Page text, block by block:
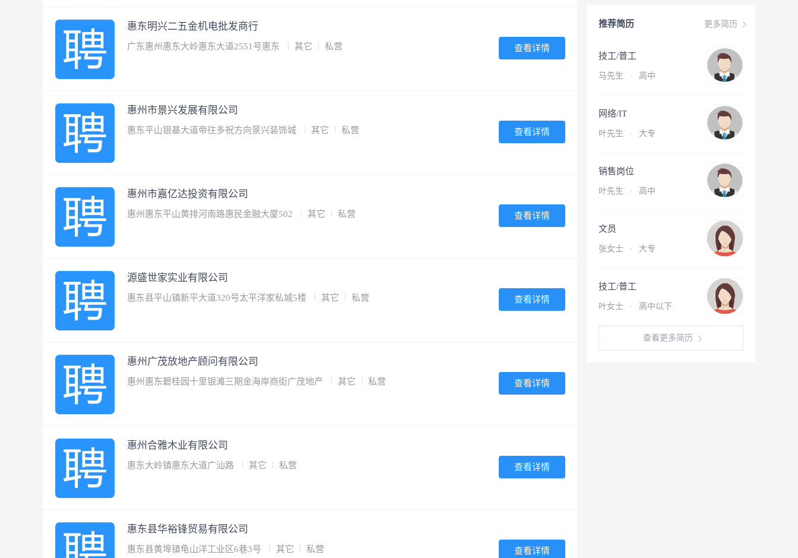
更多简历
推荐简历
技工/普工
马先生 · 高中
网络/IT
叶先生 · 大专
销售岗位
叶先生 · 高中
文员
张女士 · 大专
技工/普工
叶女士 · 高中以下
查看更多简历
惠东明兴二五金机电批发商行
广东惠州惠东大岭惠东大道2551号惠东 其它 私营 查看详情
惠州市景兴发展有限公司
惠东平山银基大道帝往多祝方向景兴装饰城 其它 私营 查看详情
惠州市嘉亿达投资有限公司
惠州惠东平山黄排河南路惠民金融大厦502 其它 私营 查看详情
源盛世家实业有限公司
惠东县平山镇新平大道320号太平洋家私城5楼 其它 私营 查看详情
惠州广茂放地产顾问有限公司
惠州惠东碧桂园十里银滩三期金海岸商街广茂地产 其它 私营 查看详情
惠州合雅木业有限公司
惠东大岭镇惠东大道广汕路 其它 私营 查看详情
惠东县华裕锋贸易有限公司
惠东县黄埠镇龟山洋工业区6巷3号 其它 私营 查看详情